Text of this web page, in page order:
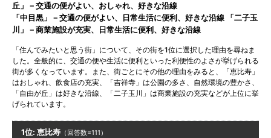
丘」－交通の便がよい、おしゃれ、好きな沿線
「中目黒」－交通の便がよい、日常生活に便利、好きな沿線 「二子玉
川」－商業施設が充実、日常生活に便利、好きな沿線
「住んでみたいと思う街」について、その街を1位に選択した理由を尋ねま
した。全般的に、交通の便や生活に便利といった利便性のよさが挙げられる
街が多くなっています。また、街ごとにその他の理由をみると、「恵比寿」
はおしゃれ、飲食店の充実、「吉祥寺」は公園の多さ、自然環境の豊かさ、
「自由が丘」は好きな沿線、「二子玉川」は商業施設の充実などが上位に挙
げられています。
1位: 恵比寿 （回答数=111）